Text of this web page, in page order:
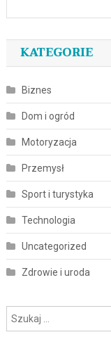
KATEGORIE
Biznes
Dom i ogród
Motoryzacja
Przemysł
Sport i turystyka
Technologia
Uncategorized
Zdrowie i uroda